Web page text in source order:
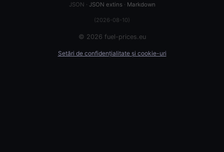
JSON · JSON extins· Markdown
(2026-08-10)
© 2026 fuel-prices.eu
Setări de confidențialitate și cookie-uri